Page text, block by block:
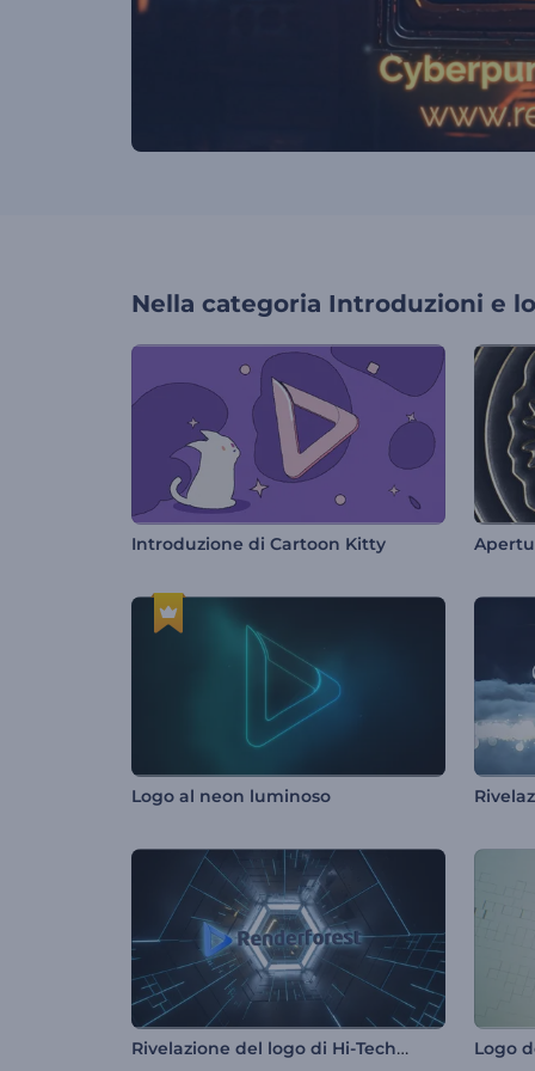
Nella categoria Introduzioni e
Introduzione di Cartoon Kitty
Logo al neon luminoso
Rivelazione del logo di Hi-Tech Tunnel Logo